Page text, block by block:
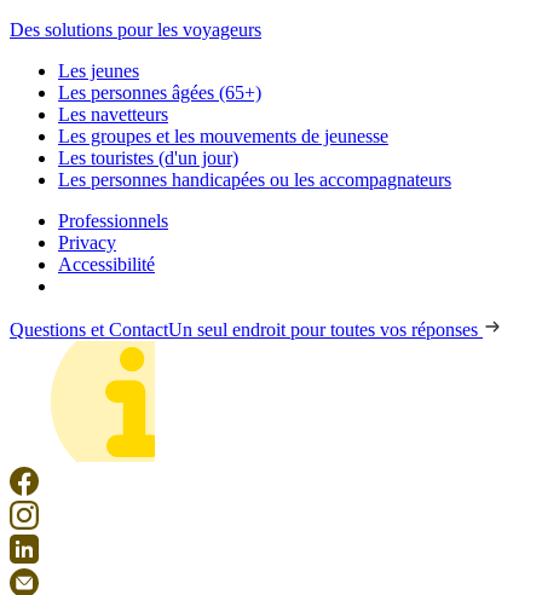
Des solutions pour les voyageurs
Les jeunes
Les personnes âgées (65+)
Les navetteurs
Les groupes et les mouvements de jeunesse
Les touristes (d'un jour)
Les personnes handicapées ou les accompagnateurs
Professionnels
Privacy
Accessibilité
Questions et ContactUn seul endroit pour toutes vos réponses